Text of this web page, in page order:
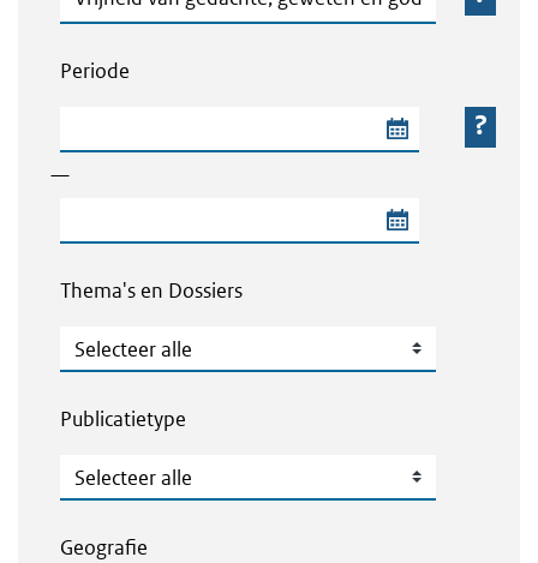
Periode
—
Thema's en Dossiers
Thema's en Dossiers
Publicatietype
Publicatietype
Geografie